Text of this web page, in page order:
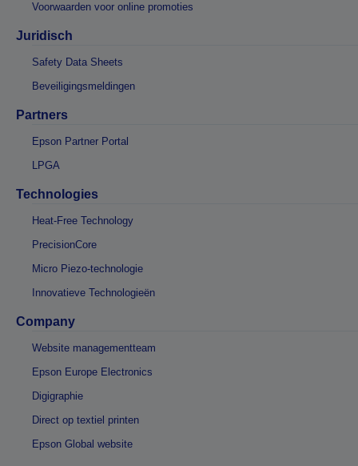
Voorwaarden voor online promoties
Juridisch
Safety Data Sheets
Beveiligingsmeldingen
Partners
Epson Partner Portal
LPGA
Technologies
Heat-Free Technology
PrecisionCore
Micro Piezo-technologie
Innovatieve Technologieën
Company
Website managementteam
Epson Europe Electronics
Digigraphie
Direct op textiel printen
Epson Global website